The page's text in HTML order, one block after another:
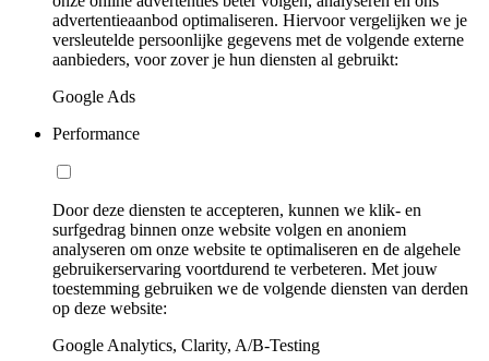
advertentieaanbod optimaliseren. Hiervoor vergelijken we je
versleutelde persoonlijke gegevens met de volgende externe
aanbieders, voor zover je hun diensten al gebruikt:
Google Ads
Performance
Door deze diensten te accepteren, kunnen we klik- en
surfgedrag binnen onze website volgen en anoniem
analyseren om onze website te optimaliseren en de algehele
gebruikerservaring voortdurend te verbeteren. Met jouw
toestemming gebruiken we de volgende diensten van derden
op deze website:
Google Analytics, Clarity, A/B-Testing